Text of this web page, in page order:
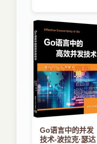
2.5.1 Tianhe1A：
2.5.2 Gray XT5
机
2.5.3 IBM
2.6 参考文献和习题
第3章 虚拟机和集群
3.1 虚拟化的实现层
3.1.1 虚拟化实现的
3.1.2 VMM的设计需
3.1.3 操作系统级的
3.1.4 虚拟化的中间件
点。资源管理器需要
节点上的剩余负载。
样他能够进行适当的
恢复机制
失效恢复是指接管
恢复技术有两种类型
的进程持续地存储一
定的存储。失效之后
组件、恢复之前的检
这称为回滚。
Go语言中的并发
技术-波拉克·瑟达